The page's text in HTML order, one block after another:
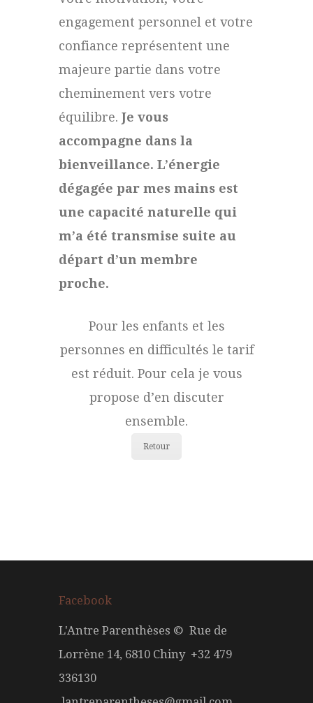
engagement personnel et votre
confiance représentent une
majeure partie dans votre
cheminement vers votre
équilibre. Je vous
accompagne dans la
bienveillance. L’énergie
dégagée par mes mains est
une capacité naturelle qui
m’a été transmise suite au
départ d’un membre
proche.
Pour les enfants et les
personnes en difficultés le tarif
est réduit. Pour cela je vous
propose d’en discuter
ensemble.
Retour
Facebook
L'Antre Parenthèses © Rue de
Lorrène 14, 6810 Chiny +32 479
336130